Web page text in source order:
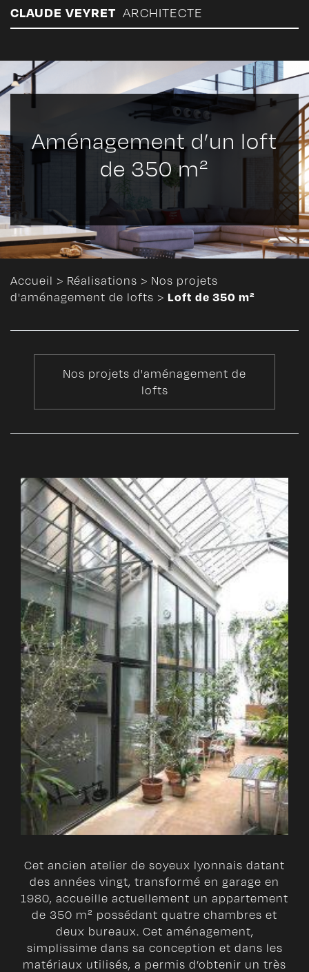
CLAUDE VEYRET ARCHITECTE
Aménagement d’un loft
de 350 m²
Accueil > Réalisations > Nos projets
d'aménagement de lofts > Loft de 350 m²
Nos projets d'aménagement de
lofts
Cet ancien atelier de soyeux lyonnais datant
des années vingt, transformé en garage en
1980, accueille actuellement un appartement
de 350 m² possédant quatre chambres et
deux bureaux. Cet aménagement,
simplissime dans sa conception et dans les
matériaux utilisés, a permis d’obtenir un très
Panneau de gestion des cookies